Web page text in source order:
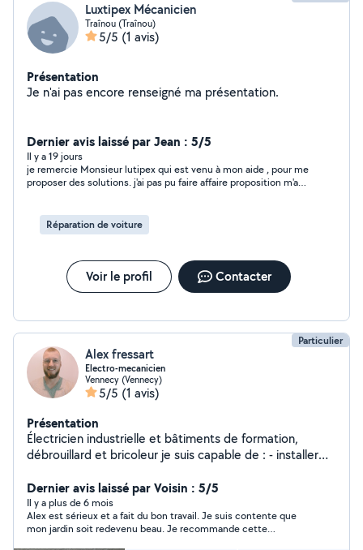
Luxtipex Mécanicien
Traînou (Traînou)
5/5 (1 avis)
Présentation
Je n'ai pas encore renseigné ma présentation.
Dernier avis laissé par Jean : 5/5
Il y a 19 jours
je remercie Monsieur lutipex qui est venu à mon aide , pour me
proposer des solutions. j'ai pas pu faire affaire proposition m'a
Réparation de voiture
Voir le profil Contacter
Particulier
Alex fressart
Electro-mecanicien
Vennecy (Vennecy)
5/5 (1 avis)
Présentation
Électricien industrielle et bâtiments de formation,
débrouillard et bricoleur je suis capable de : - installer
panne sur de l'électroménager - dépannage en
électricité/ portail électrique - peinture/papier peint -
Fixation divers objets au mur
Dernier avis laissé par Voisin : 5/5
Il y a plus de 6 mois
Alex est sérieux et a fait du bon travail. Je suis contente que
mon jardin soit redevenu beau. Je recommande cette